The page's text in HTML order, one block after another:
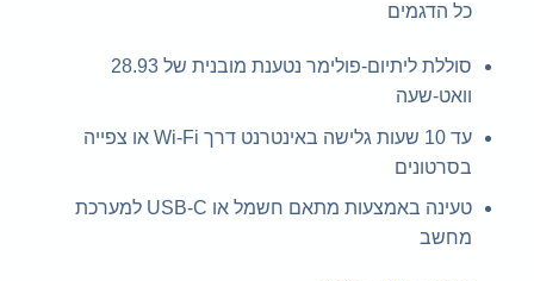
כל הדגמים
סוללת ליתיום-פולימר נטענת מובנית של 28.93
וואט-שעה
עד 10 שעות גלישה באינטרנט דרך Wi-Fi או צפייה
בסרטונים
טעינה באמצעות מתאם חשמל או USB-C למערכת
מחשב